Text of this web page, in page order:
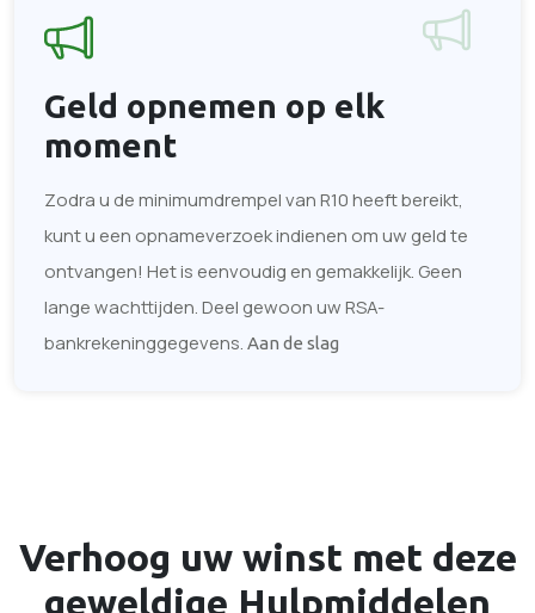
Geld opnemen op elk
moment
Zodra u de minimumdrempel van R10 heeft bereikt,
kunt u een opnameverzoek indienen om uw geld te
ontvangen! Het is eenvoudig en gemakkelijk. Geen
lange wachttijden. Deel gewoon uw RSA-
bankrekeninggegevens. Aan de slag
Verhoog uw winst met deze
geweldige Hulpmiddelen